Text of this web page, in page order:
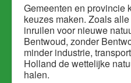
Gemeenten en provincie
keuzes maken. Zoals
inruilen voor nieuwe
Bentwoud, zonder
minder industrie,
Holland de wettelijke
halen.